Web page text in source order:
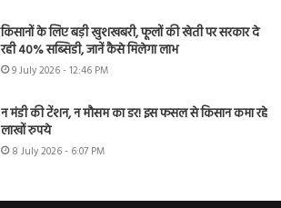
किसानों के लिए बड़ी खुशखबरी, फूलों की खेती पर सरकार दे
रही 40% सब्सिडी, जानें कैसे मिलेगा लाभ
9 July 2026 - 12:46 PM
न मंडी की टेंशन, न मौसम का डर! इस फसल से किसान कमा रहे
लाखों रुपये
8 July 2026 - 6:07 PM